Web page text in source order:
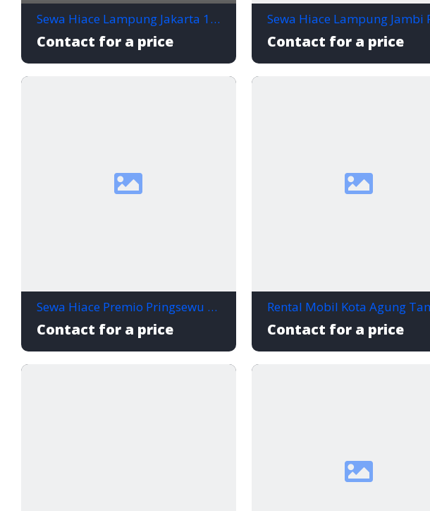
Sewa Hiace Lampung Jakarta 14 Seat Paket Wisata
Contact for a price Contact for a price
Sewa Hiace Premio Pringsewu Lampung, Nyaman untuk Wisata dan Perjalanan Rombongan
Contact for a price Contact for a price